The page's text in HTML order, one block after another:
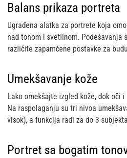
Balans prikaza portreta
Ugrađena alatka za portrete koja
nad tonom i svetlinom. Podešavanja
različite zapamćene postavke za
Umekšavanje kože
Lako omekšajte izgled kože, dok oči
Na raspolaganju su tri nivoa
visok), a funkcija radi za do 3
Portret sa bogatim